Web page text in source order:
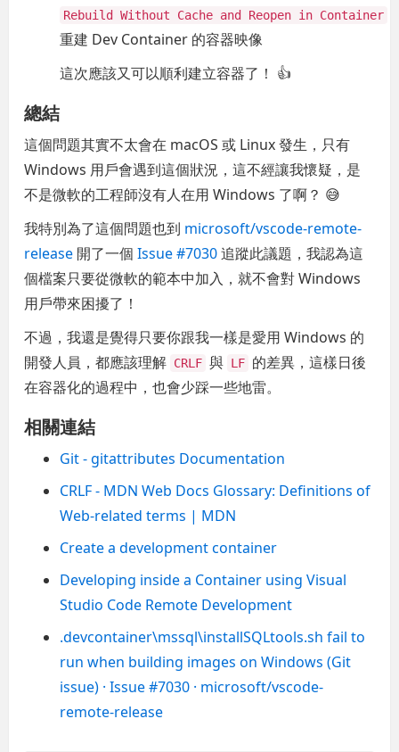
Rebuild Without Cache and Reopen in Container
重建 Dev Container 的容器映像
這次應該又可以順利建立容器了！ 👍
總結
這個問題其實不太會在 macOS 或 Linux 發生，只有
Windows 用戶會遇到這個狀況，這不經讓我懷疑，是
不是微軟的工程師沒有人在用 Windows 了啊？ 😅
我特別為了這個問題也到 microsoft/vscode-remote-
release 開了一個Issue #7030追蹤此議題，我認為這
個檔案只要從微軟的範本中加入，就不會對 Windows
用戶帶來困擾了！
不過，我還是覺得只要你跟我一樣是愛用 Windows 的
開發人員，都應該理解 CRLF 與 LF 的差異，這樣日後
在容器化的過程中，也會少踩一些地雷。
相關連結
Git - gitattributes Documentation
CRLF - MDN Web Docs Glossary: Definitions of
Web-related terms | MDN
Create a development container
Developing inside a Container using Visual
Studio Code Remote Development
.devcontainer\mssql\installSQLtools.sh fail to
run when building images on Windows (Git
issue) · Issue #7030 · microsoft/vscode-
remote-release